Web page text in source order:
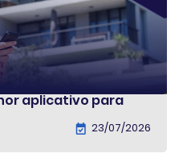
aplicativo para
23/07/2026